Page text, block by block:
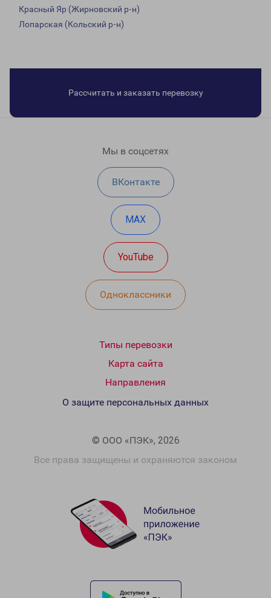
Красный Яр (Жирновский р-н)
Лопарская (Кольский р-н)
Рассчитать и заказать перевозку
Мы в соцсетях
ВКонтакте
MAX
YouTube
Одноклассники
Типы перевозки
Карта сайта
Направления
© ООО «ПЭК», 2026
Все права защищены и охраняются законом
О защите персональных данных